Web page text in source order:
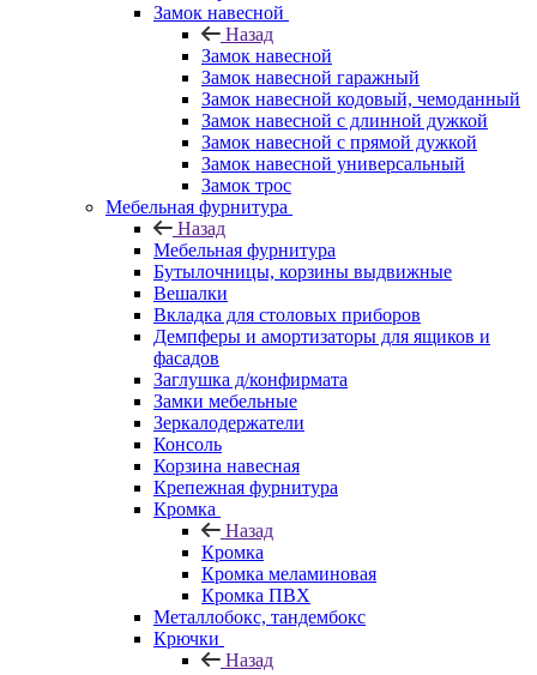
Замок навесной
Назад
Замок навесной
Замок навесной гаражный
Замок навесной кодовый, чемоданный
Замок навесной с длинной дужкой
Замок навесной с прямой дужкой
Замок навесной универсальный
Замок трос
Мебельная фурнитура
Назад
Мебельная фурнитура
Бутылочницы, корзины выдвижные
Вешалки
Вкладка для столовых приборов
Демпферы и амортизаторы для ящиков и
фасадов
Заглушка д/конфирмата
Замки мебельные
Зеркалодержатели
Консоль
Корзина навесная
Крепежная фурнитура
Кромка
Назад
Кромка
Кромка меламиновая
Кромка ПВХ
Металлобокс, тандембокс
Крючки
Назад